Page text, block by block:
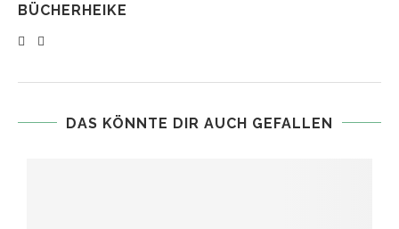
BÜCHERHEIKE
DAS KÖNNTE DIR AUCH GEFALLEN